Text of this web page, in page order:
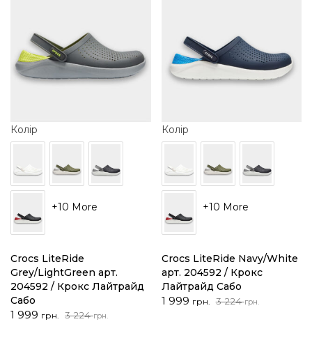
Колір
+10 More
Crocs LiteRide
Grey/LightGreen арт.
204592 / Крокс Лайтрайд
Сабо
3 224грн.
Оригінальна
1 999 грн.
Поточна
Колір
+10 More
Crocs LiteRide Navy/White
арт. 204592 / Крокс
Лайтрайд Сабо
3 224грн.
Оригінальна
1 999 грн.
Поточна